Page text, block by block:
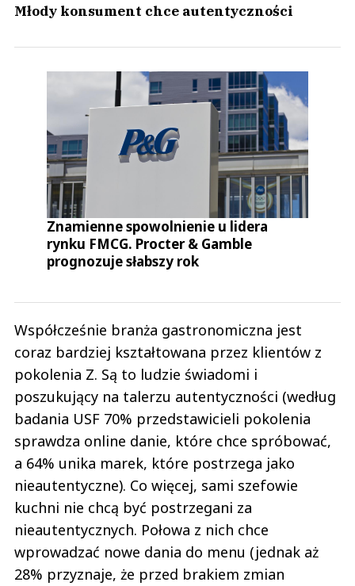
Młody konsument chce autentyczności
Znamienne spowolnienie u lidera
rynku FMCG. Procter & Gamble
prognozuje słabszy rok
Współcześnie branża gastronomiczna jest
coraz bardziej kształtowana przez klientów z
pokolenia Z. Są to ludzie świadomi i
poszukujący na talerzu autentyczności (według
badania USF 70% przedstawicieli pokolenia
sprawdza online danie, które chce spróbować,
a 64% unika marek, które postrzega jako
nieautentyczne). Co więcej, sami szefowie
kuchni nie chcą być postrzegani za
nieautentycznych. Połowa z nich chce
wprowadzać nowe dania do menu (jednak aż
28% przyznaje, że przed brakiem zmian